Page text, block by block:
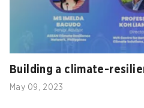
Building a climate-
May 09, 2023